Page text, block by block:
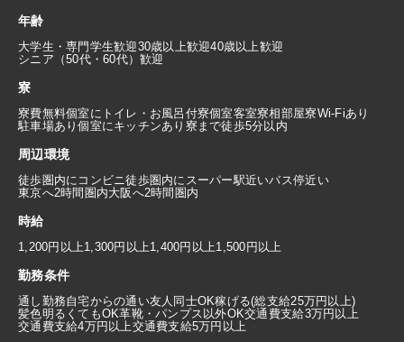
年齢
大学生・専門学生歓迎30歳以上歓迎40歳以上歓迎
シニア（50代・60代）歓迎
寮
寮費無料個室にトイレ・お風呂付寮個室客室寮相部屋寮Wi-Fiあり
駐車場あり個室にキッチンあり 寮まで徒歩5分以内
周辺環境
徒歩圏内にコンビニ徒歩圏内にスーパー駅近いバス停近い
東京へ2時間圏内大阪へ2時間圏内
時給
1,200円以上1,300円以上1,400円以上1,500円以上
勤務条件
通し勤務自宅からの通い友人同士OK稼げる(総支給25万円以上)
髪色明るくてもOK革靴・パンプス以外OK交通費支給3万円以上
交通費支給4万円以上交通費支給5万円以上